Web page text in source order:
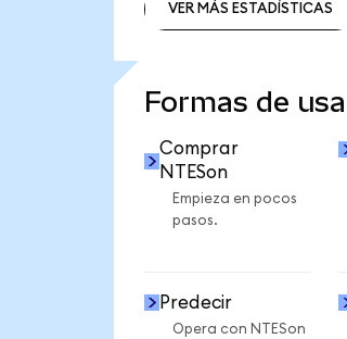
VER MÁS ESTADÍSTICAS
Formas de
Comprar
NTESon
Empieza en pocos
pasos.
Predecir
Opera con NTESon